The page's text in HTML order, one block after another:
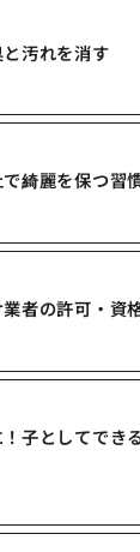
汚れを消す
綺麗を保つ習
者の許可・資
子としてでき